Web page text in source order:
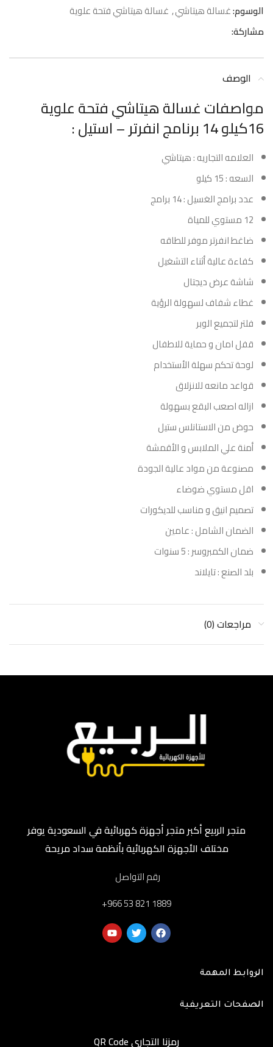
الوسوم:غسالة هيتاشي, غسالة هيتاشي فتحة علوية
مشاركة:
الوصف
مواصفات غسالة هيتاشي فتحة علوية
16كيلو 14 برنامج انفرتر – استيل :
العلامه التجاريه : هيتاشي
السعه : 15 كيلو
عدد برامج الغسيل : 14 برامج
12 مستوي للمياة
ضاغط انفرتر موفر للطاقه
كفاءة عالية أثناء التشغيل
شاشة عرض ديجتال
غطاء شفاف لسهولة الرؤية
فلتر لتجميع الوبر
قفل امان و حماية للاطفال
لوحة تحكم سهلة الأستخدام
قواعد مانعه للانزلاق
ازاله اصعب البقع بسهولة
حوض من الاستانلس ستيل
أمنة علي الملابس و الأقمشة
مصنوعة من مواد عالية الجودة
اقل مستوي ضوضاء
تصميم انيق و مناسب للديكورات
الضمان الشامل : عامين
ضمان الكمبروسر : 5 سنوات
بلد الصنع : تايلاند
مراجعات (0)
متجر الربيع أكبر متجر أجهزة كهربائية في السعودية يوفر
مختلف الأجهزة الكهربائية بأنظمة سداد مريحة
رقم التواصل
‎+966 53 821 1889
الروابط المهمة
الصفحات التعريفية
رمزنا التجاري QR Code